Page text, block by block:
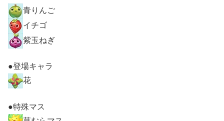
青りんご
イチゴ
紫玉ねぎ
●登場キャラ
花
●特殊マス